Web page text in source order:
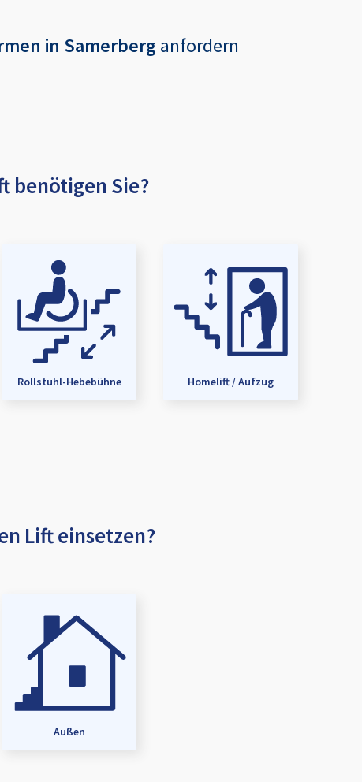
in Samerberg anfordern
benötigen Sie?
Rollstuhl-Hebebühne Homelift / Aufzug
Lift einsetzen?
Außen